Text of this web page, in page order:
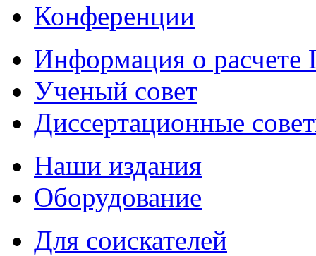
Конференции
Информация о
Ученый совет
Диссертационные
Наши издания
Оборудование
Для соискателей